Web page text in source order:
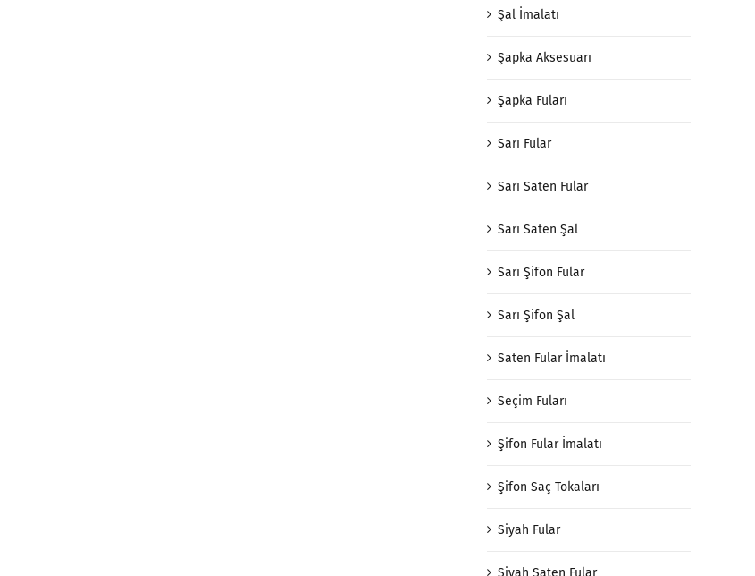
Şal İmalatı
Şapka Aksesuarı
Şapka Fuları
Sarı Fular
Sarı Saten Fular
Sarı Saten Şal
Sarı Şifon Fular
Sarı Şifon Şal
Saten Fular İmalatı
Seçim Fuları
Şifon Fular İmalatı
Şifon Saç Tokaları
Siyah Fular
Siyah Saten Fular